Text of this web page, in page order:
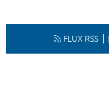
FLUX RSS